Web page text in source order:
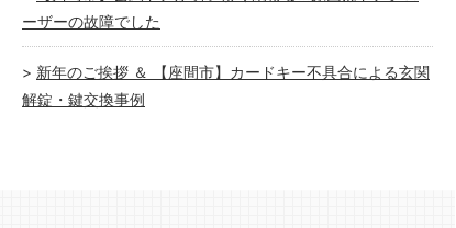
ーザーの故障でした
新年のご挨拶 ＆ 【座間市】カードキー不具合による玄関
解錠・鍵交換事例